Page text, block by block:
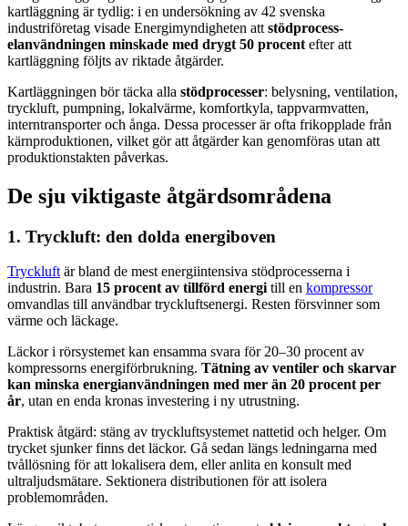
kartläggning är tydlig: i en undersökning av 42 svenska
industriföretag visade Energimyndigheten att stödprocess-
elanvändningen minskade med drygt 50 procent efter att
kartläggning följts av riktade åtgärder.
Kartläggningen bör täcka alla stödprocesser: belysning, ventilation,
tryckluft, pumpning, lokalvärme, komfortkyla, tappvarmvatten,
interntransporter och ånga. Dessa processer är ofta frikopplade från
kärnproduktionen, vilket gör att åtgärder kan genomföras utan att
produktionstakten påverkas.
De sju viktigaste åtgärdsområdena
1. Tryckluft: den dolda energiboven
Tryckluft är bland de mest energiintensiva stödprocesserna i
industrin. Bara 15 procent av tillförd energi till en kompressor
omvandlas till användbar tryckluftsenergi. Resten försvinner som
värme och läckage.
Läckor i rörsystemet kan ensamma svara för 20–30 procent av
kompressorns energiförbrukning. Tätning av ventiler och skarvar
kan minska energianvändningen med mer än 20 procent per
år, utan en enda kronas investering i ny utrustning.
Praktisk åtgärd: stäng av tryckluftsystemet nattetid och helger. Om
trycket sjunker finns det läckor. Gå sedan längs ledningarna med
tvållösning för att lokalisera dem, eller anlita en konsult med
ultraljudsmätare. Sektionera distributionen för att isolera
problemområden.